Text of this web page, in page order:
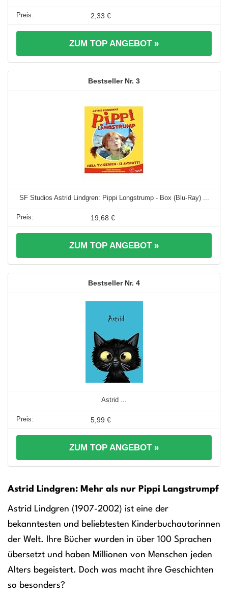
2,33 €
ZUM TOP ANGEBOT »
3
SF Studios Astrid Lindgren: Pippi Longstrump - Box (Blu-Ray) ...
19,68 €
ZUM TOP ANGEBOT »
4
Astrid ...
5,99 €
ZUM TOP ANGEBOT »
Astrid Lindgren: Mehr als nur Pippi Langstrumpf
Astrid Lindgren (1907-2002) ist eine der
bekanntesten und beliebtesten Kinderbuchautorinnen
der Welt. Ihre Bücher wurden in über 100 Sprachen
übersetzt und haben Millionen von Menschen jeden
Alters begeistert. Doch was macht ihre Geschichten
so besonders?